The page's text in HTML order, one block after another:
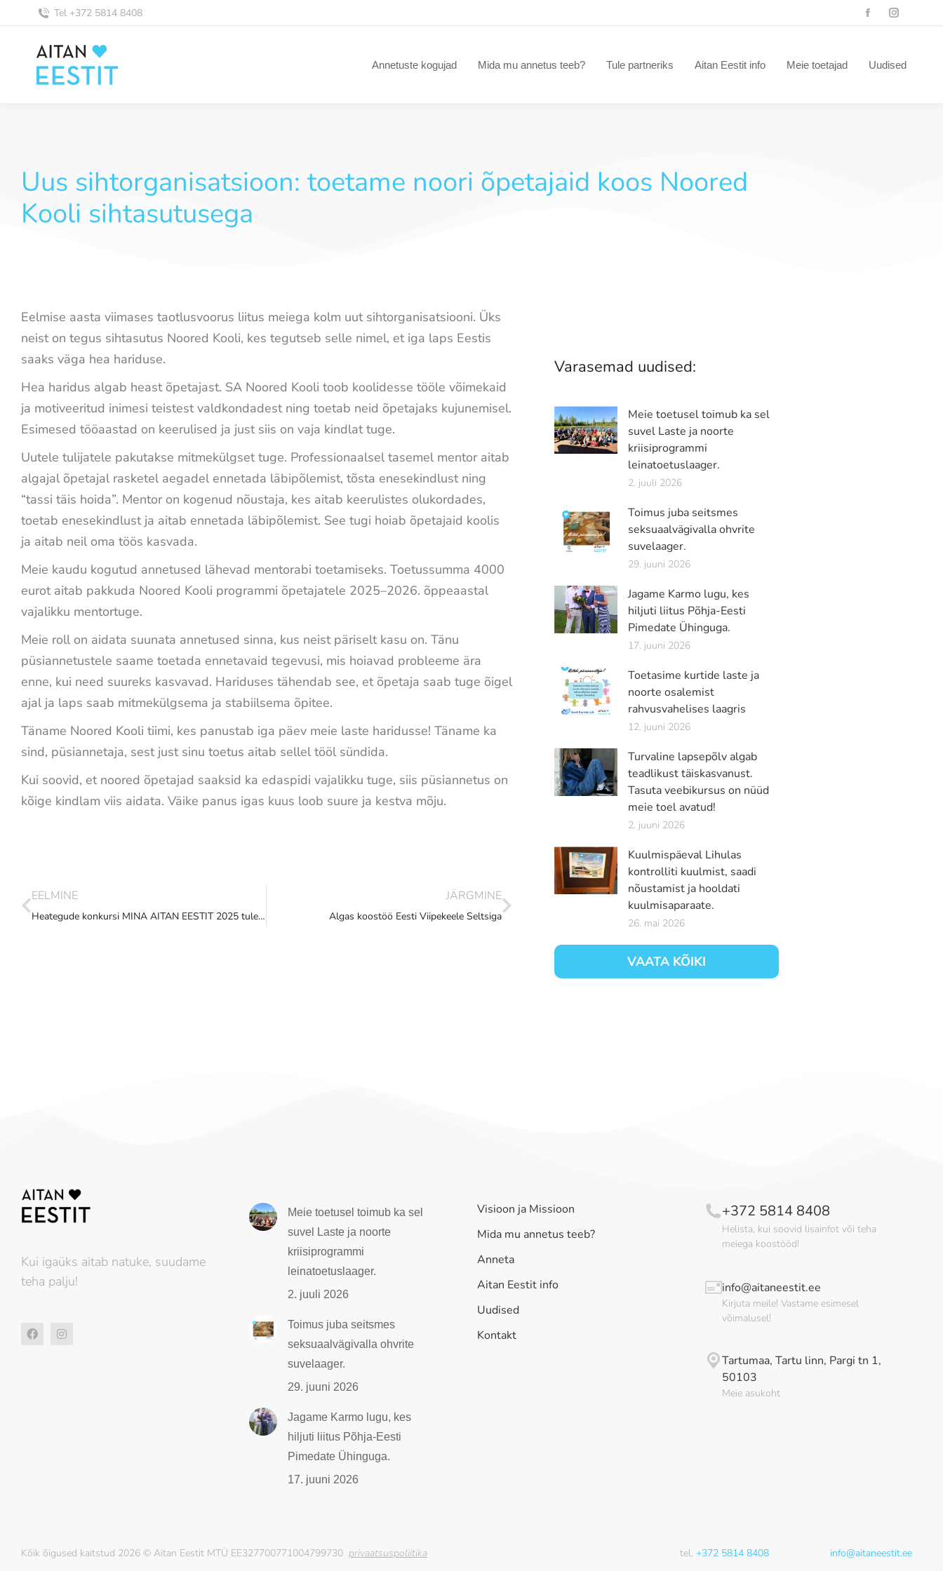
Tel +372 5814 8408
Annetuste kogujad Mida mu annetus teeb? Tule partneriks Aitan Eestit info Meie toetajad Uudised
Uus sihtorganisatsioon: toetame noori õpetajaid koos Noored
Kooli sihtasutusega
Eelmise aasta viimases taotlusvoorus liitus meiega kolm uut sihtorganisatsiooni. Üks
neist on tegus sihtasutus Noored Kooli, kes tegutseb selle nimel, et iga laps Eestis
saaks väga hea hariduse.
Hea haridus algab heast õpetajast. SA Noored Kooli toob koolidesse tööle võimekaid
ja motiveeritud inimesi teistest valdkondadest ning toetab neid õpetajaks kujunemisel.
Esimesed tööaastad on keerulised ja just siis on vaja kindlat tuge.
Uutele tulijatele pakutakse mitmekülgset tuge. Professionaalsel tasemel mentor aitab
algajal õpetajal rasketel aegadel ennetada läbipõlemist, tõsta enesekindlust ning
“tassi täis hoida”. Mentor on kogenud nõustaja, kes aitab keerulistes olukordades,
toetab enesekindlust ja aitab ennetada läbipõlemist. See tugi hoiab õpetajaid koolis
ja aitab neil oma töös kasvada.
Meie kaudu kogutud annetused lähevad mentorabi toetamiseks. Toetussumma 4000
eurot aitab pakkuda Noored Kooli programmi õpetajatele 2025–2026. õppeaastal
vajalikku mentortuge.
Meie roll on aidata suunata annetused sinna, kus neist päriselt kasu on. Tänu
püsiannetustele saame toetada ennetavaid tegevusi, mis hoiavad probleeme ära
enne, kui need suureks kasvavad. Hariduses tähendab see, et õpetaja saab tuge õigel
ajal ja laps saab mitmekülgsema ja stabiilsema õpitee.
Täname Noored Kooli tiimi, kes panustab iga päev meie laste haridusse! Täname ka
sind, püsiannetaja, sest just sinu toetus aitab sellel tööl sündida.
Kui soovid, et noored õpetajad saaksid ka edaspidi vajalikku tuge, siis püsiannetus on
kõige kindlam viis aidata. Väike panus igas kuus loob suure ja kestva mõju.
EELMINE
Heategude konkursi MINA AITAN EESTIT 2025 tulemused on selgunud
JÄRGMINE
Algas koostöö Eesti Viipekeele Seltsiga
Varasemad uudised:
Meie toetusel toimub ka sel
suvel Laste ja noorte
kriisiprogrammi
leinatoetuslaager.
2. juuli 2026
Toimus juba seitsmes
seksuaalvägivalla ohvrite
suvelaager.
29. juuni 2026
Jagame Karmo lugu, kes
hiljuti liitus Põhja-Eesti
Pimedate Ühinguga.
17. juuni 2026
Toetasime kurtide laste ja
noorte osalemist
rahvusvahelises laagris
12. juuni 2026
Turvaline lapsepõlv algab
teadlikust täiskasvanust.
Tasuta veebikursus on nüüd
meie toel avatud!
2. juuni 2026
Kuulmispäeval Lihulas
kontrolliti kuulmist, saadi
nõustamist ja hooldati
kuulmisaparaate.
26. mai 2026
VAATA KÕIKI
Kui igaüks aitab natuke, suudame
teha palju!
Meie toetusel toimub ka sel
suvel Laste ja noorte
kriisiprogrammi
leinatoetuslaager.
2. juuli 2026
Toimus juba seitsmes
seksuaalvägivalla ohvrite
suvelaager.
29. juuni 2026
Jagame Karmo lugu, kes
hiljuti liitus Põhja-Eesti
Pimedate Ühinguga.
17. juuni 2026
Visioon ja Missioon
Mida mu annetus teeb?
Anneta
Aitan Eestit info
Uudised
Kontakt
+372 5814 8408
Helista, kui soovid lisainfot või teha
meiega koostööd!
info@aitaneestit.ee
Kirjuta meile! Vastame esimesel
võimalusel!
Tartumaa, Tartu linn, Pargi tn 1,
50103
Meie asukoht
Kõik õigused kaitstud 2026 © Aitan Eestit MTÜ EE327700771004799730 privaatsuspoliitika tel. +372 5814 8408 info@aitaneestit.ee